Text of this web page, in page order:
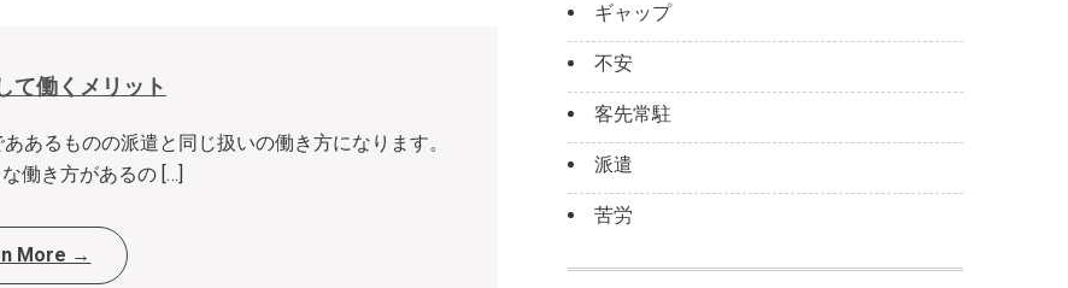
て働くメリット
あるものの派遣と同じ扱いの働き方になります。
働き方があるの […]
More →
ギャップ
不安
客先常駐
派遣
苦労